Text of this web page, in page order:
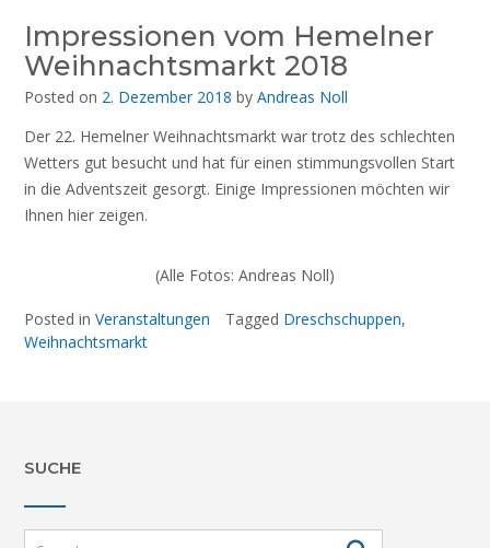
Impressionen vom Hemelner
Weihnachtsmarkt 2018
Posted on 2. Dezember 2018 by Andreas Noll
Der 22. Hemelner Weihnachtsmarkt war trotz des schlechten
Wetters gut besucht und hat für einen stimmungsvollen Start
in die Adventszeit gesorgt. Einige Impressionen möchten wir
Ihnen hier zeigen.
(Alle Fotos: Andreas Noll)
Posted in Veranstaltungen Tagged Dreschschuppen,
Weihnachtsmarkt
SUCHE